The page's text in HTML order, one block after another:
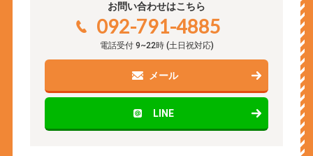
お問い合わせはこちら
092-791-4885
電話受付9~22時(土日祝対応)
メール
LINE